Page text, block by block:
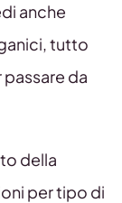
anche
tutto
da
della
per tipo di